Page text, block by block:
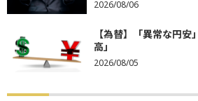
2026/08/06
【為替】「異常な円
高」
2026/08/05